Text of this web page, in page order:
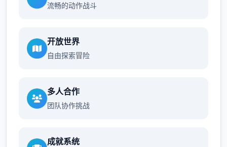
流畅的动作战斗
开放世界
自由探索冒险
多人合作
团队协作挑战
成就系统